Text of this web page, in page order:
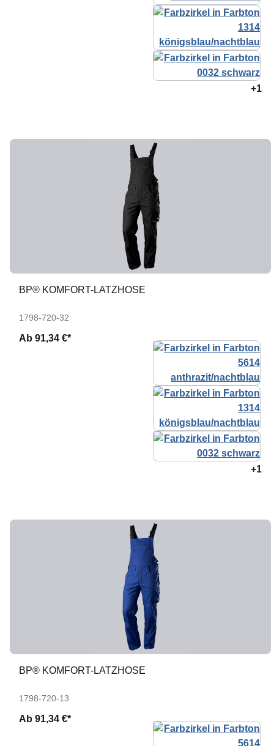
+1
BP® KOMFORT-LATZHOSE
1798-720-32
Ab 91,34 €*
+1
BP® KOMFORT-LATZHOSE
1798-720-13
Ab 91,34 €*